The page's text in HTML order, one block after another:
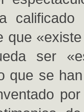
calificado
que
ser
que se